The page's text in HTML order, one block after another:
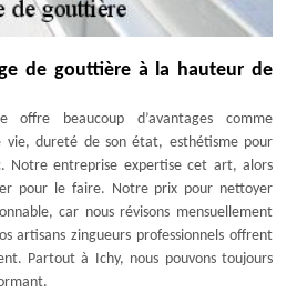
de gouttière à la hauteur de
offre beaucoup d’avantages comme
vie, dureté de son état, esthétisme pour
Notre entreprise expertise cet art, alors
pour le faire. Notre prix pour nettoyer
car nous révisons mensuellement
artisans zingueurs professionnels offrent
Partout à Ichy, nous pouvons toujours